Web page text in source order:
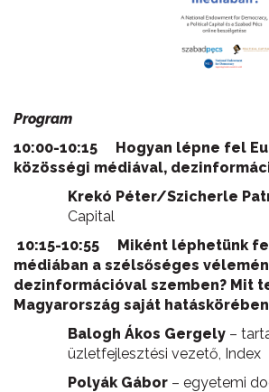
Program
10:00-10:15 Hogyan lépne fel
közösségi médiával,
Krekó Péter/Szicherle
Capital
10:15-10:55 Miként léphetünk
médiában a szélsőséges
dezinformációval szemben? Mit
Magyarország saját hatáskörében
Balogh Ákos Gergely –
üzletfejlesztési vezető, Index
Polyák Gábor – egyetemi